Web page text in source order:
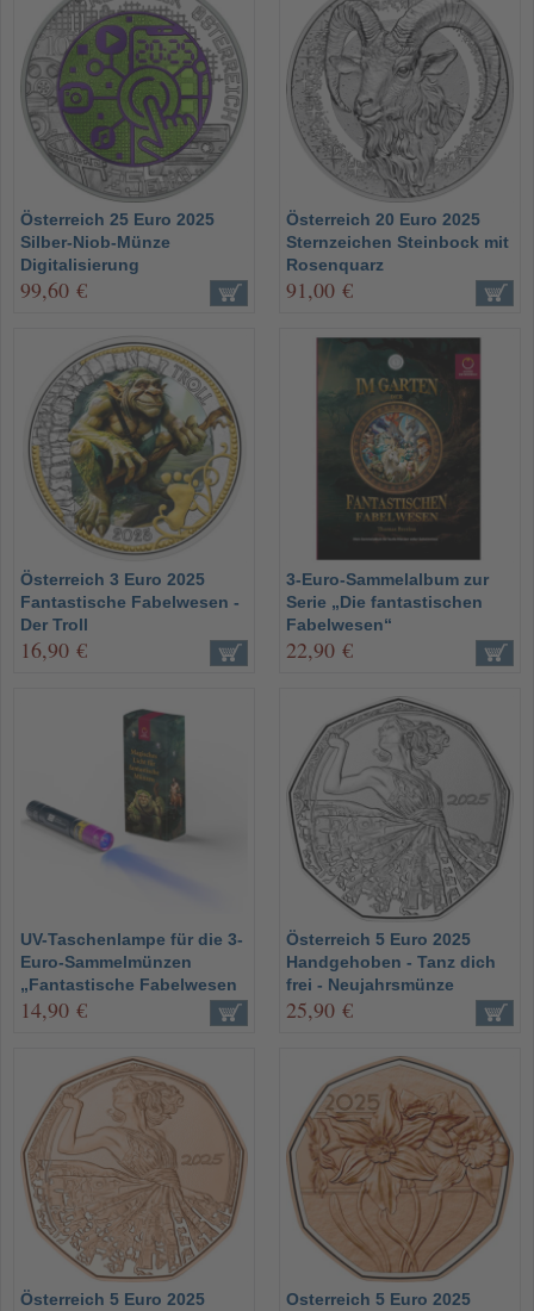
Österreich 25 Euro 2025
Silber-Niob-Münze
Digitalisierung
99,60 €
Österreich 20 Euro 2025
Sternzeichen Steinbock mit
Rosenquarz
91,00 €
Österreich 3 Euro 2025
Fantastische Fabelwesen -
Der Troll
16,90 €
3-Euro-Sammelalbum zur
Serie „Die fantastischen
Fabelwesen“
22,90 €
UV-Taschenlampe für die 3-
Euro-Sammelmünzen
„Fantastische Fabelwesen
14,90 €
Österreich 5 Euro 2025
Handgehoben - Tanz dich
frei - Neujahrsmünze
25,90 €
Österreich 5 Euro 2025
Osterreich 5 Euro 2025